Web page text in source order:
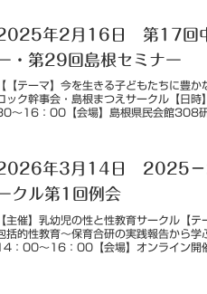
年2月16日 第17回中
・第29回島根セミナー
【【テーマ】今を生きる子どもたちに豊
ック幹事会・島根まつえサークル【日
～16：00【会場】島根県民会館308
年3月14日 2025－
クル第1回例会
【主催】乳幼児の性と性教育サークル【
括的性教育～保育合研の実践報告から
：00～16：00【会場】オンライン開